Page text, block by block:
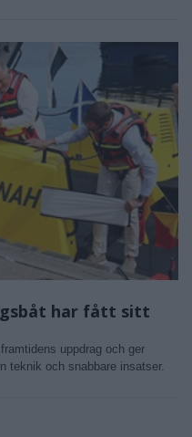
har fått sitt
uppdrag och ger
teknik och snabbare insatser.